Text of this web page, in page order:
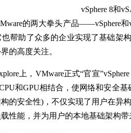
vSphere 8和
的两大拳头产品——vSphere和
帮助了众多的企业实现了基础架
的高度关注。
上，VMware正式“官宣
和GPU相结合，使网络和安全
的安全性)，不仅实现了用户在异
性能，并为用户的本地基础架构